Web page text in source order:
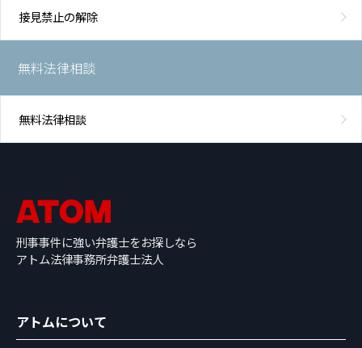
接見禁止の解除
無料法律相談
無料法律相談
刑事事件に強い弁護士をお探しなら
アトム法律事務所弁護士法人
アトムについて